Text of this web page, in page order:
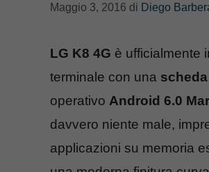
Maggio 3, 2016 di Diego
LG K8 4G è ufficialmente
terminale con una
operativo Android 6.0
davvero niente male,
applicazioni su memoria